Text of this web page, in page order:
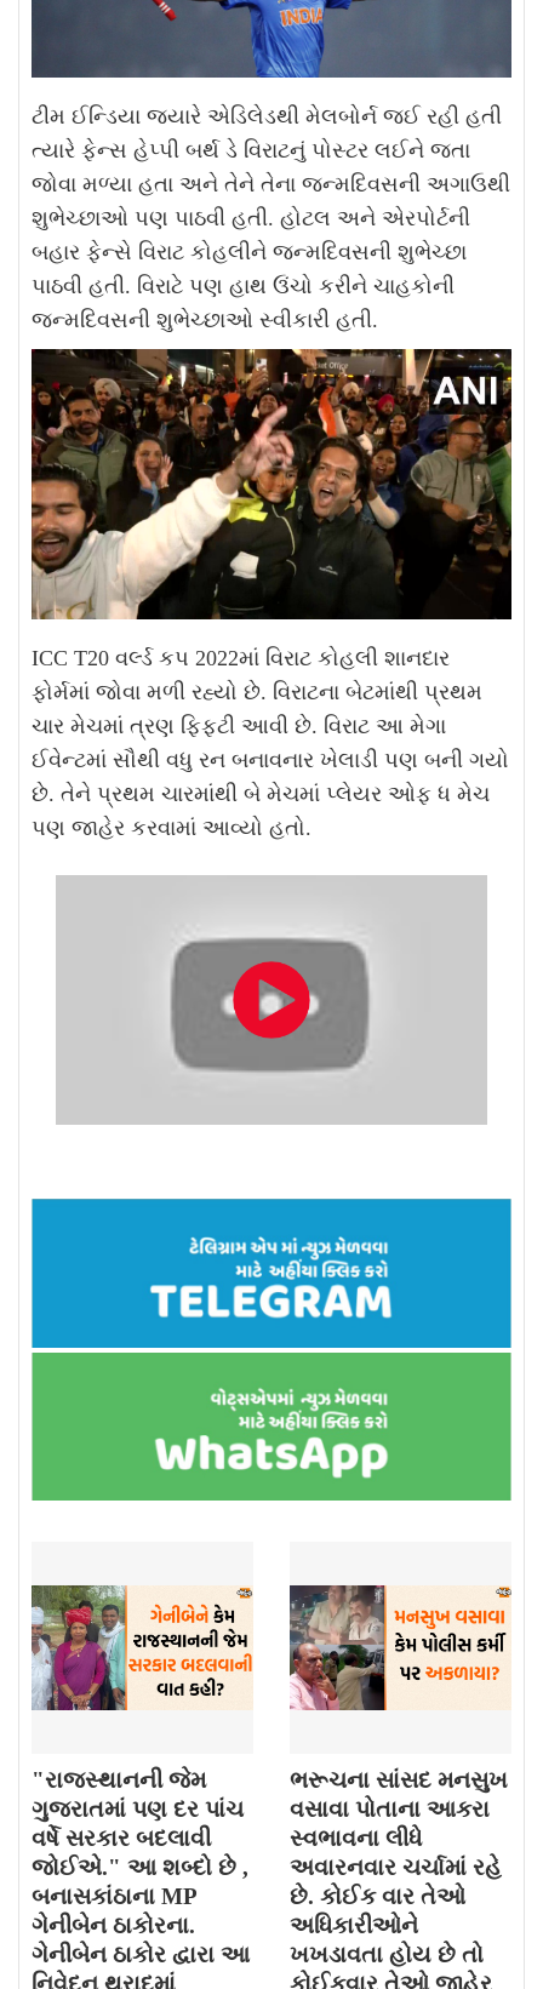
ટીમ ઈન્ડિયા જ્યારે એડિલેડથી મેલબોર્ન જઈ રહી હતી
ત્યારે ફેન્સ હેપ્પી બર્થ ડે વિરાટનું પોસ્ટર લઈને જતા
જોવા મળ્યા હતા અને તેને તેના જન્મદિવસની અગાઉથી
શુભેચ્છાઓ પણ પાઠવી હતી. હોટલ અને એરપોર્ટની
બહાર ફેન્સે વિરાટ કોહલીને જન્મદિવસની શુભેચ્છા
પાઠવી હતી. વિરાટે પણ હાથ ઉંચો કરીને ચાહકોની
જન્મદિવસની શુભેચ્છાઓ સ્વીકારી હતી.
ICC T20 વર્લ્ડ કપ 2022માં વિરાટ કોહલી શાનદાર
ફોર્મમાં જોવા મળી રહ્યો છે. વિરાટના બેટમાંથી પ્રથમ
ચાર મેચમાં ત્રણ ફિફ્ટી આવી છે. વિરાટ આ મેગા
ઈવેન્ટમાં સૌથી વધુ રન બનાવનાર ખેલાડી પણ બની ગયો
છે. તેને પ્રથમ ચારમાંથી બે મેચમાં પ્લેયર ઓફ ધ મેચ
પણ જાહેર કરવામાં આવ્યો હતો.
"રાજસ્થાનની જેમ
ગુજરાતમાં પણ દર પાંચ
વર્ષે સરકાર બદલાવી
જોઈએ." આ શબ્દો છે ,
બનાસકાંઠાના MP
ગેનીબેન ઠાકોરના.
ગેનીબેન ઠાકોર દ્વારા આ
ભરૂચના સાંસદ મનસુખ
વસાવા પોતાના આકરા
સ્વભાવના લીધે
અવારનવાર ચર્ચામાં રહે
છે. કોઈક વાર તેઓ
અધિકારીઓને
ખખડાવતા હોય છે તો